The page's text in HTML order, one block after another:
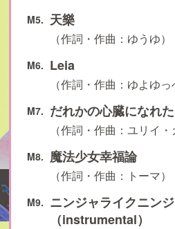
M5. 天樂
（作詞・作曲：ゆうゆ）
M6. Leia
（作詞・作曲：ゆよゆっ
M7. だれかの心臓になれ
（作詞・作曲：ユリイ・
M8. 魔法少女幸福論
（作詞・作曲：トーマ）
M9. ニンジャライクニン
（instrumental）